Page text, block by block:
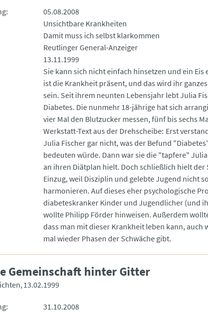
05.08.2008
Unsichtbare Krankheiten
Damit muss ich selbst klarkommen
Reutlinger General-Anzeiger
13.11.1999
Sie kann sich nicht einfach hinsetzen und ein Eis
ist die Krankheit präsent, und das wird ihr
sein. Seit ihrem neunten Lebensjahr lebt Julia
Diabetes. Die nunmehr 18-jährige hat sich
vier Mal den Blutzucker messen, fünf bis sechs
Werkstatt-Text aus der Drehscheibe: Erst verstand die 9-jährige
Julia Fischer gar nicht, was der Befund
bedeuten würde. Dann war sie die "tapfere"
an ihren Diätplan hielt. Doch schließlich hielt der
Einzug, weil Disziplin und gelebte Jugend nicht
harmonieren. Auf dieses eher psychologische
diabeteskranker Kinder und Jugendlicher (und
wollte Philipp Förder hinweisen. Außerdem
dass man mit dieser Krankheit leben kann, auch
mal wieder Phasen der Schwäche gibt.
Gemeinschaft hinter Gitter
13.02.1999
31.10.2008